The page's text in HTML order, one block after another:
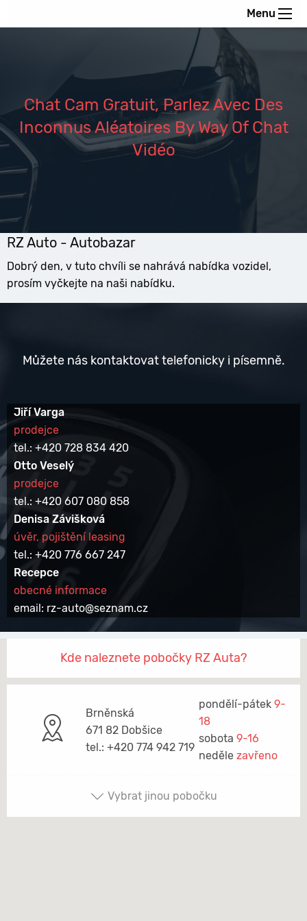
Menu
Chat Cam Gratuit, Parlez Avec Des
Inconnus Aléatoires By Way Of Chat
Vidéo
RZ Auto - Autobazar
Dobrý den, v tuto chvíli se nahrává nabídka vozidel,
prosím vyčkejte na naši nabídku.
Můžete nás kontaktovat telefonicky i písemně.
Jiří Varga
prodejce
tel.: +420 728 834 420
Otto Veselý
prodejce
tel.: +420 607 080 858
Denisa Závišková
úvěr, pojištění leasing
tel.: +420 776 667 247
Recepce
obecné informace
email: rz-auto@seznam.cz
Kde naleznete pobočky RZ Auta?
Brněnská
671 82 Dobšice
tel.: +420 774 942 719
pondělí-pátek 9-
18
sobota 9-16
neděle zavřeno
Vybrat jinou pobočku